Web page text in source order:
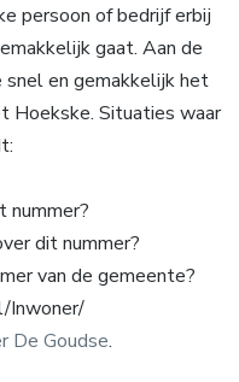
persoon of bedrijf erbij
gaat. Aan de
snel en gemakkelijk het
Hoekske. Situaties waar
nummer?
dit nummer?
van de gemeente?
Inwoner/
De Goudse.